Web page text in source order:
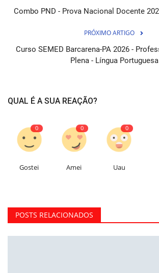
Combo PND - Prova Nacional Docente
PRÓXIMO ARTIGO
Curso SEMED Barcarena-PA 2026 -
Plena - Língua Portuguesa
QUAL É A SUA REAÇÃO?
0
Gostei
0
Amei
0
Uau
POSTS RELACIONADOS